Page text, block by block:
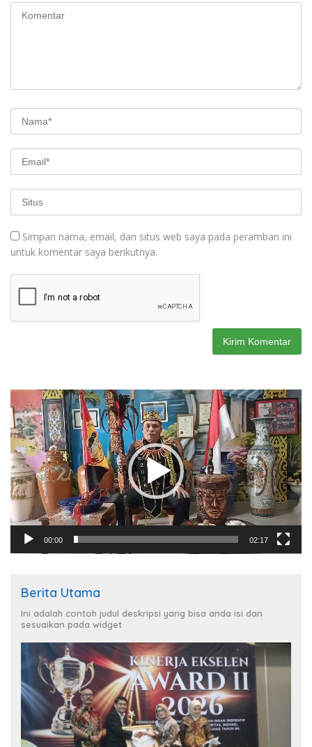
Simpan nama, email, dan situs web saya pada peramban ini
untuk komentar saya berikutnya.
Pemutar
Video
00:00 02:17
Berita Utama
Ini adalah contoh judul deskripsi yang bisa anda isi dan
sesuaikan pada widget